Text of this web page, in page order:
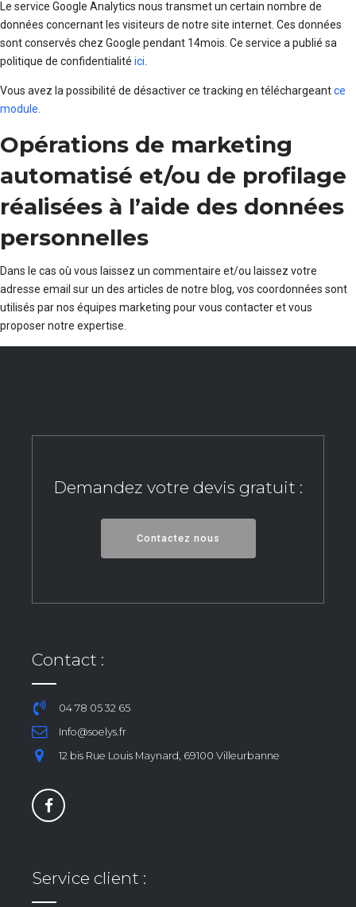
Le service Google Analytics nous transmet un certain nombre de
données concernant les visiteurs de notre site internet. Ces données
sont conservés chez Google pendant 14mois. Ce service a publié sa
politique de confidentialité ici
Vous avez la possibilité de désactiver ce tracking en téléchargeantce
module.
Opérations de marketing
automatisé et/ou de profilage
réalisées à l’aide des données
personnelles
Dans le cas où vous laissez un commentaire et/ou laissez votre
adresse email sur un des articles de notre blog, vos coordonnées sont
utilisés par nos équipes marketing pour vous contacter et vous
proposer notre expertise.
Demandez votre devis gratuit :
Contactez nous
Contact :
04 78 05 32 65
Info@soelys.fr
12 bis Rue Louis Maynard, 69100 Villeurbanne
Service client :